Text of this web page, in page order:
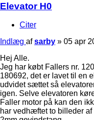
Elevator H0
Citer
Indlæg afsarby » 05 apr
Hej Alle.
Jeg har købt Fallers nr.
180692, det er lavet til en
udvidet sættet så
igen. Selve elevatoren
Faller motor på kan den
har vedhæftet to billeder